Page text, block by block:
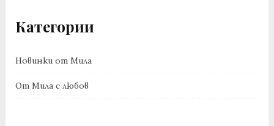
Категории
Новинки от Мила
От Мила с любов